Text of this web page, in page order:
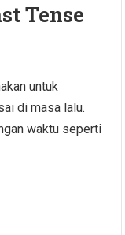
Tense
untuk
di masa lalu.
waktu seperti